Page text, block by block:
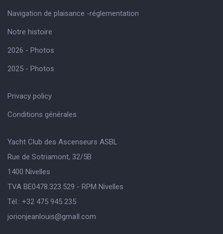
Navigation de plaisance -réglementation
Notre histoire
2026 - Photos
2025 - Photos
Privacy policy
Conditions générales
Yacht Club des Ascenseurs ASBL
Rue de Sotriamont, 32/5B
1400 Nivelles
TVA BE0478.323.529 - RPM Nivelles
Tél.: +32 475 945 235
jorionjeanlouis@gmaIl.com